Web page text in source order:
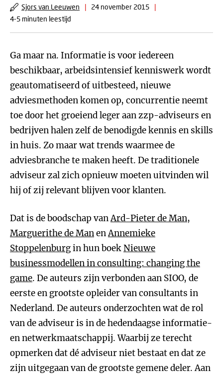
Sjors van Leeuwen | 24 november 2015
|
4-5 minuten leestijd
Ga maar na. Informatie is voor iedereen
beschikbaar, arbeidsintensief kenniswerk wordt
geautomatiseerd of uitbesteed, nieuwe
adviesmethoden komen op, concurrentie neemt
toe door het groeiend leger aan zzp-adviseurs en
bedrijven halen zelf de benodigde kennis en skills
in huis. Zo maar wat trends waarmee de
adviesbranche te maken heeft. De traditionele
adviseur zal zich opnieuw moeten uitvinden wil
hij of zij relevant blijven voor klanten.
Dat is de boodschap vanArd-Pieter de Man,
Marguerithe de ManenAnnemieke
Stoppelenburgin hun boekNieuwe
businessmodellen in consulting: changing the
game. De auteurs zijn verbonden aan SIOO, de
eerste en grootste opleider van consultants in
Nederland. De auteurs onderzochten wat de rol
van de adviseur is in de hedendaagse informatie-
en netwerkmaatschappij. Waarbij ze terecht
opmerken dat dé adviseur niet bestaat en dat ze
zijn uitgegaan van de grootste gemene deler. Aan